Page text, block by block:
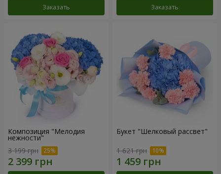
Заказать Заказать
Композиция "Мелодия
нежности"
3 199 грн
Букет "Шелковый рассвет"
1 621 грн